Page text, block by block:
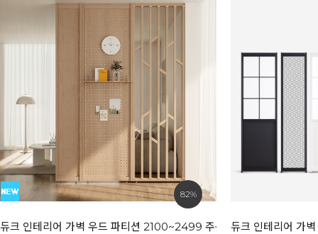
82%
듀크 인테리어 가벽 우드 파티션 2100~2499 주문제작 상품듀크 인테리어 가